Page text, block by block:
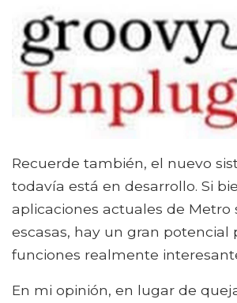
Recuerde también, el nuevo
todavía está en desarrollo. Si
aplicaciones actuales de Metro
escasas, hay un gran potencial
funciones realmente
En mi opinión, en lugar de